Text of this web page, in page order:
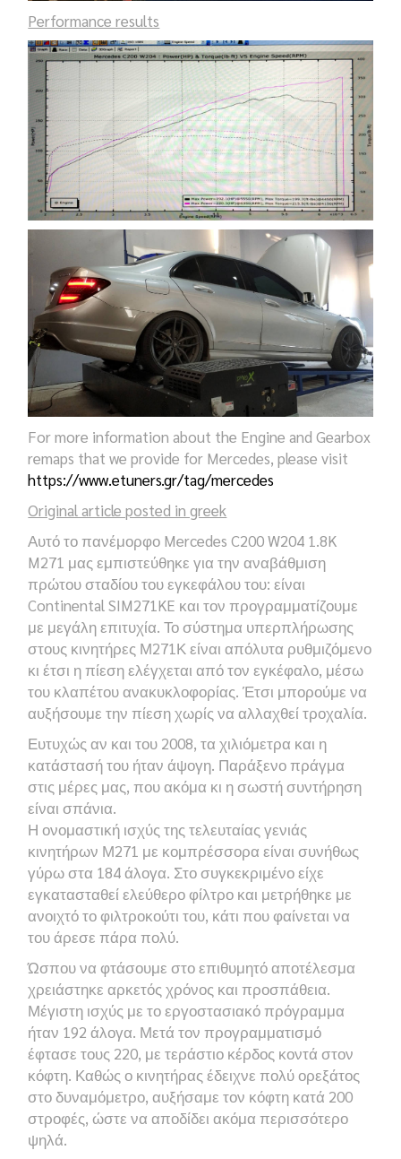
Performance results
For more information about the Engine and Gearbox
remaps that we provide for Mercedes, please visit
https://www.etuners.gr/tag/mercedes
Original article posted in greek
Αυτό το πανέμορφο Mercedes C200 W204 1.8K
M271 μας εμπιστεύθηκε για την αναβάθμιση
πρώτου σταδίου του εγκεφάλου του: είναι
Continental SIM271KE και τον προγραμματίζουμε
με μεγάλη επιτυχία. Το σύστημα υπερπλήρωσης
στους κινητήρες Μ271Κ είναι απόλυτα ρυθμιζόμενο
κι έτσι η πίεση ελέγχεται από τον εγκέφαλο, μέσω
του κλαπέτου ανακυκλοφορίας. Έτσι μπορούμε να
αυξήσουμε την πίεση χωρίς να αλλαχθεί τροχαλία.
Ευτυχώς αν και του 2008, τα χιλιόμετρα και η
κατάστασή του ήταν άψογη. Παράξενο πράγμα
στις μέρες μας, που ακόμα κι η σωστή συντήρηση
είναι σπάνια.
Η ονομαστική ισχύς της τελευταίας γενιάς
κινητήρων Μ271 με κομπρέσσορα είναι συνήθως
γύρω στα 184 άλογα. Στο συγκεκριμένο είχε
εγκατασταθεί ελεύθερο φίλτρο και μετρήθηκε με
ανοιχτό το φιλτροκούτι του, κάτι που φαίνεται να
του άρεσε πάρα πολύ.
Ώσπου να φτάσουμε στο επιθυμητό αποτέλεσμα
χρειάστηκε αρκετός χρόνος και προσπάθεια.
Μέγιστη ισχύς με το εργοστασιακό πρόγραμμα
ήταν 192 άλογα. Μετά τον προγραμματισμό
έφτασε τους 220, με τεράστιο κέρδος κοντά στον
κόφτη. Καθώς ο κινητήρας έδειχνε πολύ ορεξάτος
στο δυναμόμετρο, αυξήσαμε τον κόφτη κατά 200
στροφές, ώστε να αποδίδει ακόμα περισσότερο
ψηλά.